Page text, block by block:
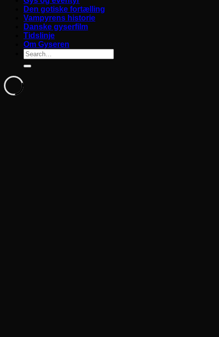
Den gotiske fortælling
Vampyrens historie
Danske gyserfilm
Tidslinje
Om Gyseren